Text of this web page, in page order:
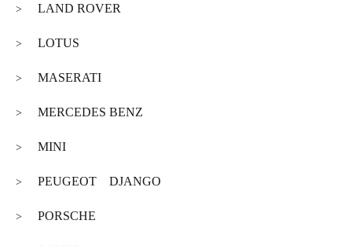
> LAND ROVER
> LOTUS
> MASERATI
> MERCEDES BENZ
> MINI
> PEUGEOT DJANGO
> PORSCHE